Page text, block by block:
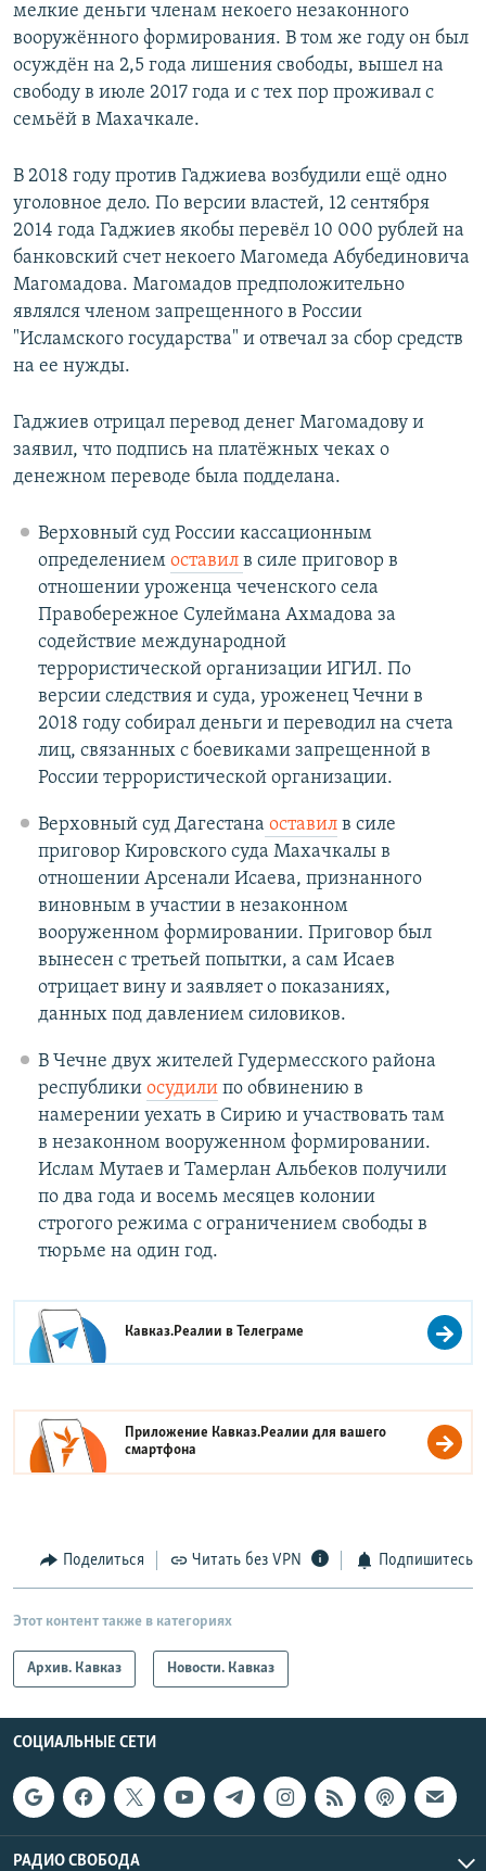
мелкие деньги членам некоего незаконного
вооружённого формирования. В том же году он был
осуждён на 2,5 года лишения свободы, вышел на
свободу в июле 2017 года и с тех пор проживал с
семьёй в Махачкале.
В 2018 году против Гаджиева возбудили ещё одно
уголовное дело. По версии властей, 12 сентября
2014 года Гаджиев якобы перевёл 10 000 рублей на
банковский счет некоего Магомеда Абубединовича
Магомадова. Магомадов предположительно
являлся членом запрещенного в России
"Исламского государства" и отвечал за сбор средств
на ее нужды.
Гаджиев отрицал перевод денег Магомадову и
заявил, что подпись на платёжных чеках о
денежном переводе была подделана.
Верховный суд России кассационным
определением оставил в силе приговор в
отношении уроженца чеченского села
Правобережное Сулеймана Ахмадова за
содействие международной
террористической организации ИГИЛ. По
версии следствия и суда, уроженец Чечни в
2018 году собирал деньги и переводил на счета
лиц, связанных с боевиками запрещенной в
России террористической организации.
Верховный суд Дагестана оставилв силе
приговор Кировского суда Махачкалы в
отношении Арсенали Исаева, признанного
виновным в участии в незаконном
вооруженном формировании. Приговор был
вынесен с третьей попытки, а сам Исаев
отрицает вину и заявляет о показаниях,
данных под давлением силовиков.
В Чечне двух жителей Гудермесского района
республики осудилипо обвинению в
намерении уехать в Сирию и участвовать там
в незаконном вооруженном формировании.
Ислам Мутаев и Тамерлан Альбеков получили
по два года и восемь месяцев колонии
строгого режима с ограничением свободы в
тюрьме на один год.
Кавказ.Реалии вТелеграме
Приложение Кавказ.Реалии для вашего
смартфона
Поделиться Читать без VPN Подпишитесь
Этот контент также в категориях
Архив. Кавказ Новости. Кавказ
СОЦИАЛЬНЫЕ СЕТИ
РАДИО СВОБОДА